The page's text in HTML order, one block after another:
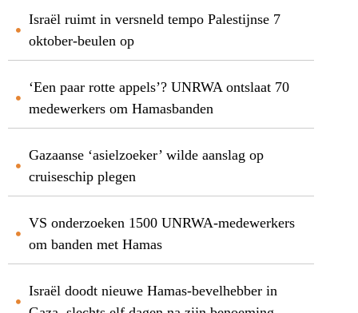
Israël ruimt in versneld tempo Palestijnse 7
oktober-beulen op
‘Een paar rotte appels’? UNRWA ontslaat 70
medewerkers om Hamasbanden
Gazaanse ‘asielzoeker’ wilde aanslag op
cruiseschip plegen
VS onderzoeken 1500 UNRWA-medewerkers
om banden met Hamas
Israël doodt nieuwe Hamas-bevelhebber in